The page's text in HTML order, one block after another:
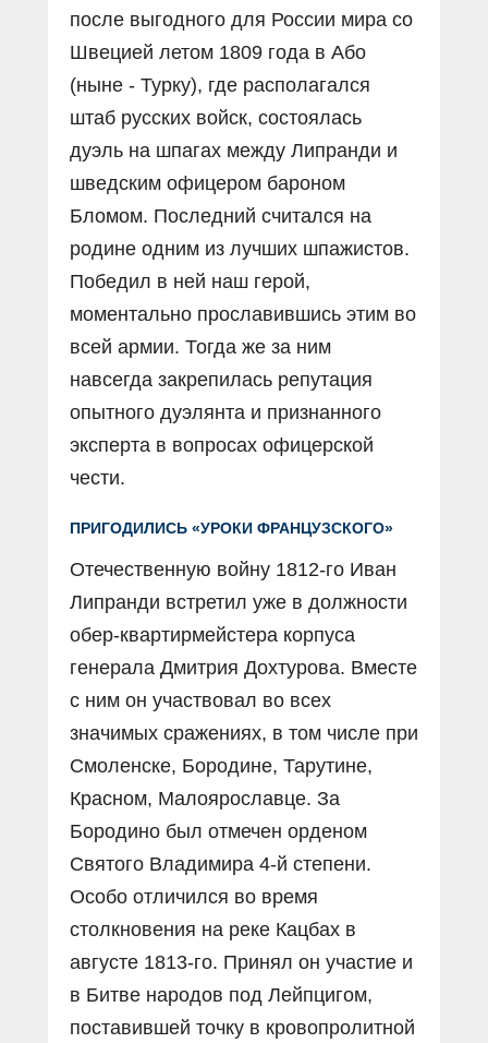
после выгодного для России мира со
Швецией летом 1809 года в Або
(ныне - Турку), где располагался
штаб русских войск, состоялась
дуэль на шпагах между Липранди и
шведским офицером бароном
Бломом. Последний считался на
родине одним из лучших шпажистов.
Победил в ней наш герой,
моментально прославившись этим во
всей армии. Тогда же за ним
навсегда закрепилась репутация
опытного дуэлянта и признанного
эксперта в вопросах офицерской
чести.
ПРИГОДИЛИСЬ «УРОКИ ФРАНЦУЗСКОГО»
Отечественную войну 1812-го Иван
Липранди встретил уже в должности
обер-квартирмейстера корпуса
генерала Дмитрия Дохтурова. Вместе
с ним он участвовал во всех
значимых сражениях, в том числе при
Смоленске, Бородине, Тарутине,
Красном, Малоярославце. За
Бородино был отмечен орденом
Святого Владимира 4-й степени.
Особо отличился во время
столкновения на реке Кацбах в
августе 1813-го. Принял он участие и
в Битве народов под Лейпцигом,
поставившей точку в кровопролитной